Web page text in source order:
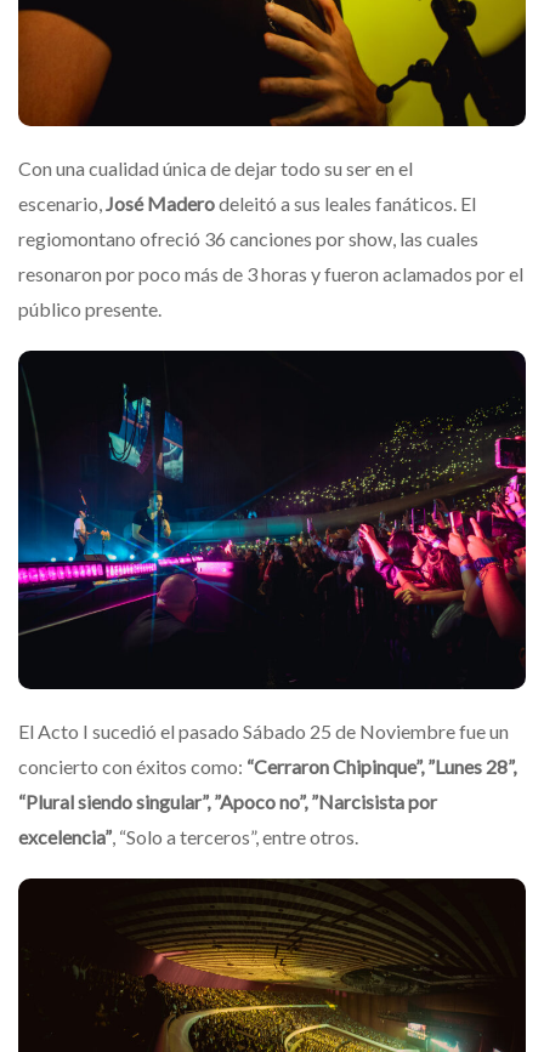
Con una cualidad única de dejar todo su ser en el
escenario,José Maderodeleitó a sus leales fanáticos. El
regiomontano ofreció 36 canciones por show, las cuales
resonaron por poco más de 3 horas y fueron aclamados por el
público presente.
El Acto I sucedió el pasado Sábado 25 de Noviembre fue un
concierto con éxitos como: “Cerraron Chipinque”, ”Lunes 28”,
“Plural siendo singular”, ”Apoco no”, ”Narcisista por
excelencia” , “Solo a terceros”, entre otros.